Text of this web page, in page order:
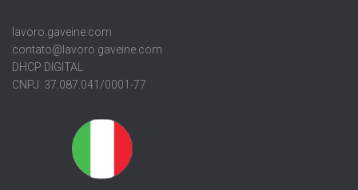
lavoro.gaveine.com
contato@lavoro.gaveine.com
DHCP DIGITAL
CNPJ: 37.087.041/0001-77